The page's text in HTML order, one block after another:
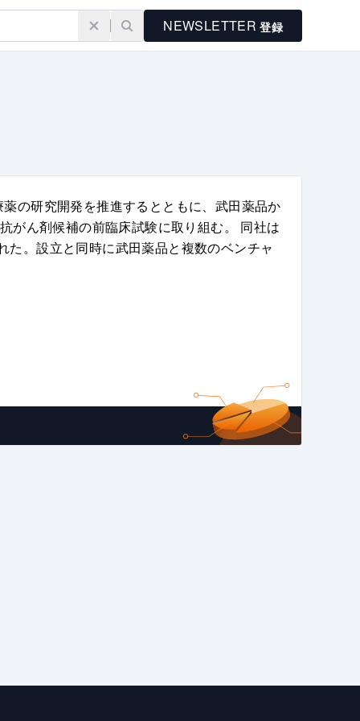
NEWSLETTER 登録
の研究開発を推進するとともに、武田薬品か
がん剤候補の前臨床試験に取り組む。 同社は
。設立と同時に武田薬品と複数のベンチャ